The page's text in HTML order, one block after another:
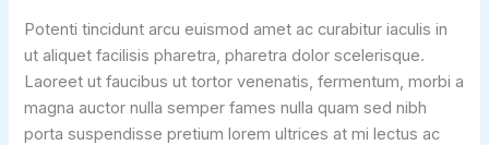
Potenti tincidunt arcu euismod amet ac curabitur iaculis in
ut aliquet facilisis pharetra, pharetra dolor scelerisque.
Laoreet ut faucibus ut tortor venenatis, fermentum, morbi a
magna auctor nulla semper fames nulla quam sed nibh
porta suspendisse pretium lorem ultrices at mi lectus ac